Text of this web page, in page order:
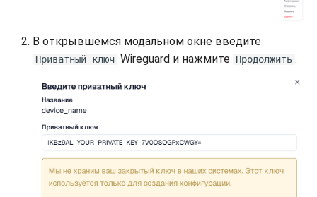
В открывшемся модальном окне введите
Приватный ключ Wireguard и нажмите Продолжить .